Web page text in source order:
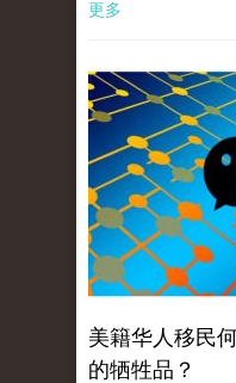
更多
美籍华人移民
的牺牲品？